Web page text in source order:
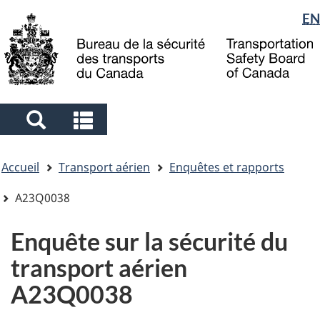
to
main
to
"About
government"
à
la
Sélection
de
la
langue
EN
Search
and
menus
and
menus
êtes
ici
Accueil Transport aérien
Enquêtes et rapports
A23Q0038
Enquête sur la sécurité du
transport aérien
A23Q0038